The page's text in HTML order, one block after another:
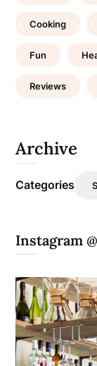
Cooking
Fun
Reviews
Archive
Categories
Instagram